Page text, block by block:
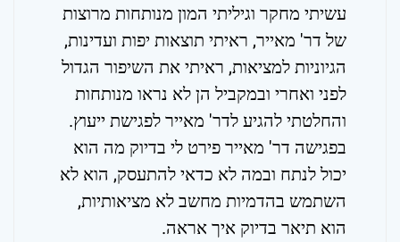
עשיתי מחקר וגיליתי המון מנותחות מרוצות
של דר' מאייר, ראיתי תוצאות יפות ועדינות,
הגיוניות למציאות, ראיתי את השיפור הגדול
לפני ואחרי ובמקביל הן לא נראו מנותחות
והחלטתי להגיע לדר' מאייר לפגישת ייעוץ.
בפגישה דר' מאייר פירט לי בדיוק מה הוא
יכול לנתח ובמה לא כדאי להתעסק, הוא לא
השתמש בהדמיות מחשב לא מציאותיות,
הוא תיאר בדיוק איך אראה.